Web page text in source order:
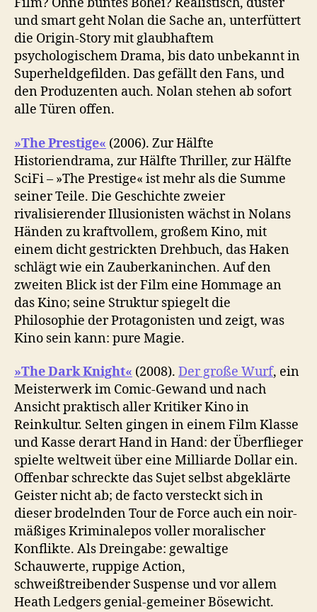
Film? Ohne buntes Bohei? Realistisch, düster
und smart geht Nolan die Sache an, unterfüttert
die Origin-Story mit glaubhaftem
psychologischem Drama, bis dato unbekannt in
Superheldgefilden. Das gefällt den Fans, und
den Produzenten auch. Nolan stehen ab sofort
alle Türen offen.
»The Prestige« (2006). Zur Hälfte
Historiendrama, zur Hälfte Thriller, zur Hälfte
SciFi – »The Prestige« ist mehr als die Summe
seiner Teile. Die Geschichte zweier
rivalisierender Illusionisten wächst in Nolans
Händen zu kraftvollem, großem Kino, mit
einem dicht gestrickten Drehbuch, das Haken
schlägt wie ein Zauberkaninchen. Auf den
zweiten Blick ist der Film eine Hommage an
das Kino; seine Struktur spiegelt die
Philosophie der Protagonisten und zeigt, was
Kino sein kann: pure Magie.
»The Dark Knight« (2008). Der große Wurf, ein
Meisterwerk im Comic-Gewand und nach
Ansicht praktisch aller Kritiker Kino in
Reinkultur. Selten gingen in einem Film Klasse
und Kasse derart Hand in Hand: der Überflieger
spielte weltweit über eine Milliarde Dollar ein.
Offenbar schreckte das Sujet selbst abgeklärte
Geister nicht ab; de facto versteckt sich in
dieser brodelnden Tour de Force auch ein noir-
mäßiges Kriminalepos voller moralischer
Konflikte. Als Dreingabe: gewaltige
Schauwerte, ruppige Action,
schweißtreibender Suspense und vor allem
Heath Ledgers genial-gemeiner Bösewicht.